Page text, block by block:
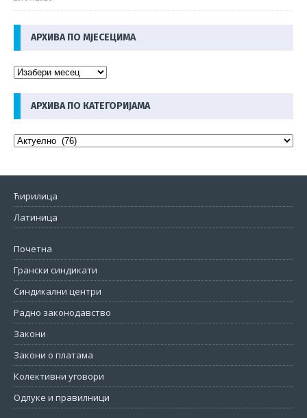
АРХИВА ПО МЈЕСЕЦИМА
АРХИВА ПО КАТЕГОРИЈАМА
Ћирилица
Латиница
Почетна
Грански синдикати
Синдикални центри
Радно законодавство
Закони
Закони о платама
Колективни уговори
Одлуке и правилници